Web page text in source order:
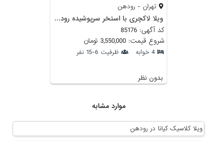
تهران - رودهن
ویلا لاکچری با استخر سرپوشیده رودهن
کد آگهی: 85176
شروع قیمت: 3,550,000 تومان
4 خوابه ظرفیت 6-15 نفر
بدون نظر
موارد مشابه
ویلا کلاسیک کیانا در رودهن